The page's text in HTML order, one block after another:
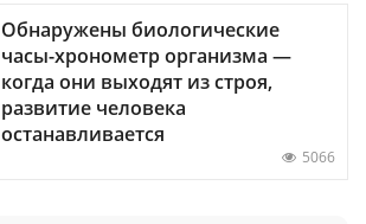
Обнаружены биологические
часы-хронометр организма —
когда они выходят из строя,
развитие человека
останавливается
5066